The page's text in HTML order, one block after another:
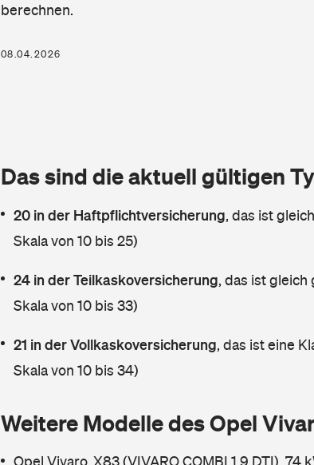
berechnen.
08.04.2026
Das sind die aktuell gültigen
20 in der Haftpflichtversicherung, das ist
Skala von 10 bis 25)
24 in der Teilkaskoversicherung, das ist gleich
Skala von 10 bis 33)
21 in der Vollkaskoversicherung, das ist eine
Skala von 10 bis 34)
Weitere Modelle des Opel
Opel Vivaro, X83 (VIVARO COMBI 1.9 DTI),